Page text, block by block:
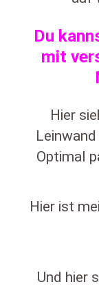
Du
mit
Hier
Optimal
Hier ist
Und hier